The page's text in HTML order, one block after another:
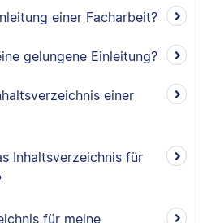
einer Facharbeit?
gelungene Einleitung?
einer
Inhaltsverzeichnis für
für meine